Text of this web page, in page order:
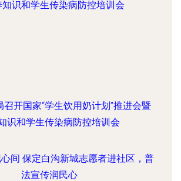
开国家“学生饮用奶计划”推进会暨
识和学生传染病防控培训会